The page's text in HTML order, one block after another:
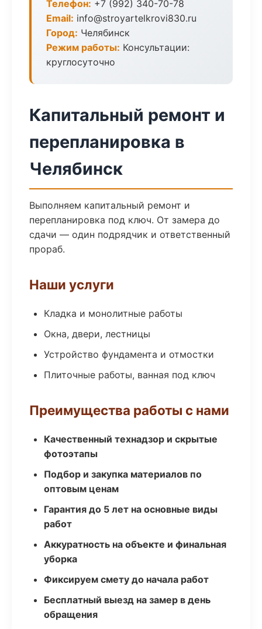
Телефон: +7 (992) 340-70-78
Email: info@stroyartelkrovi830.ru
Город: Челябинск
Режим работы: Консультации:
круглосуточно
Капитальный ремонт и
перепланировка в
Челябинск
Выполняем капитальный ремонт и
перепланировка под ключ. От замера до
сдачи — один подрядчик и ответственный
прораб.
Наши услуги
Кладка и монолитные работы
Окна, двери, лестницы
Устройство фундамента и отмостки
Плиточные работы, ванная под ключ
Преимущества работы с нами
Качественный технадзор и скрытые
фотоэтапы
Подбор и закупка материалов по
оптовым ценам
Гарантия до 5 лет на основные виды
работ
Аккуратность на объекте и финальная
уборка
Фиксируем смету до начала работ
Бесплатный выезд на замер в день
обращения